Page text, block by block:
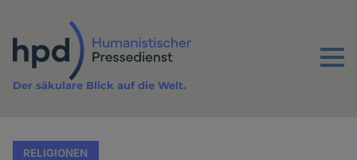
Inhalt
Menu
Der säkulare Blick auf die Welt.
RELIGIONEN